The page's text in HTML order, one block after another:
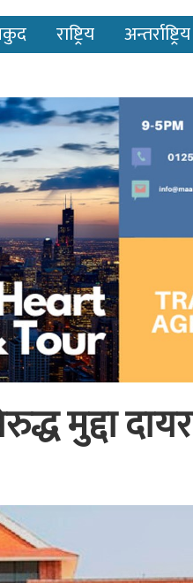
राष्ट्रिय अन्तर्राष्ट्रिय
मुद्दा दायर